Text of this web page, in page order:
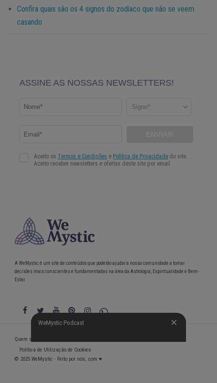
Confira quais são os 4 signos do zodíaco que não se veem
casando
WeMystic Podcast
A WeMystic é um site de conteúdos que poderão ajudar a nossa comunidade a tomar
decisões mais conscientes e fundamentadas na área da Astrologia, Espiritualidade e Bem-
Estar.
WeMystic Podcast
Quem somos
Política de Utilização de Cookies
© 2025 WeMystic - Feito por nós, com ♥